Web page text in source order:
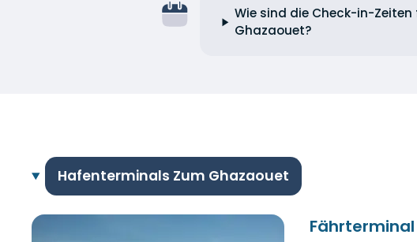
Wie sind die Check-in-
Ghazaouet?
Hafenterminals Zum Ghazaouet
Fährterminal